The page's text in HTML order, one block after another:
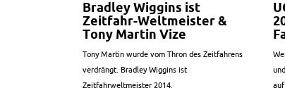
Bradley Wiggins ist
Zeitfahr-Weltmeister &
Tony Martin Vize
Tony Martin wurde vom Thron des Zeitfahrens
verdrängt. Bradley Wiggins ist
Zeitfahrweltmeister 2014.
auf!